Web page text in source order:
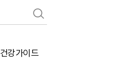
검
색
건강가이드